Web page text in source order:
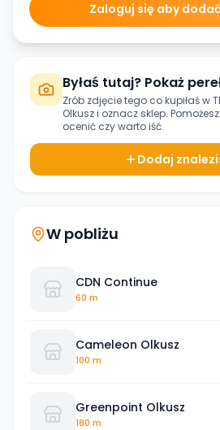
Zaloguj się aby
Byłaś tutaj? Pokaż
Zrób zdjęcie tego co kupiłaś w
Olkuszi oznacz sklep.
ocenić czy warto iść.
Dodaj
W pobliżu
CDN Continue
60 m
Cameleon Olkusz
100 m
Greenpoint Olkusz
180 m